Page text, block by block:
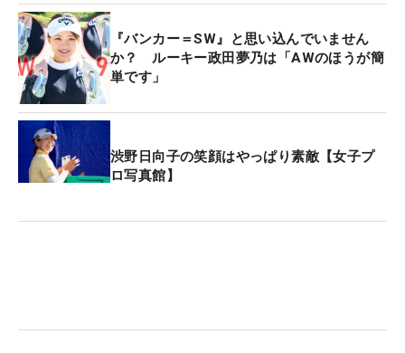
『バンカー＝SW』と思い込んでいません
か？ ルーキー政田夢乃は「AWのほうが簡
単です」
渋野日向子の笑顔はやっぱり素敵【女子プ
ロ写真館】